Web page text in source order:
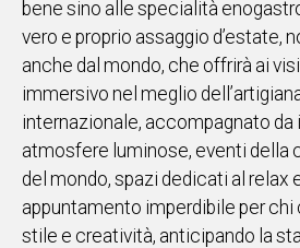
bene sino alle specialità
vero e proprio assaggio d’estate,
anche dal mondo, che offrirà ai
immersivo nel meglio
internazionale, accompagnato
atmosfere luminose, eventi della
del mondo, spazi dedicati al relax
appuntamento imperdibile per
stile e creatività, anticipando la